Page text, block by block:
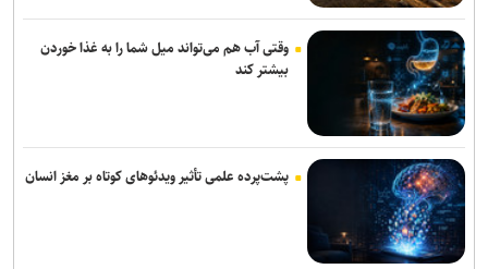
وقتی آب هم می‌تواند میل شما را به غذا خوردن
بیشتر کند
پشت‌پرده علمی تأثیر ویدئو‌های کوتاه بر مغز انسان